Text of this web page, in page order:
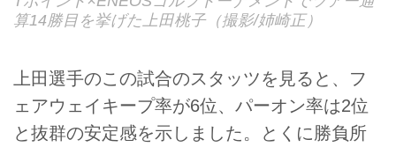
算14勝目を挙げた上田桃子（撮影/姉崎正）
上田選手のこの試合のスタッツを見ると、フ
ェアウェイキープ率が6位、パーオン率は2位
と抜群の安定感を示しました。とくに勝負所